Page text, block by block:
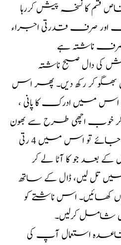
کا نسخہ پیش کررہا
صرف قدرتی اجراء
صرف ناشتہ ہے
ماش کی دال صبح ناشتہ
قبل بھگو کر رکھ دیں۔ پھر اس
اس میں ادرک کا پانی ،
کر خوب اچھی طرح سے بھون
لیں جب اچھے سے بھن جائے تو اس میں 4 رتی
بعد جو کا آٹا لے کر
میں تل لیں، ڈال کے ساتھ
کھائیں۔ اس ناشتے کو
شامل کرلیں۔
استعمال آپ کی